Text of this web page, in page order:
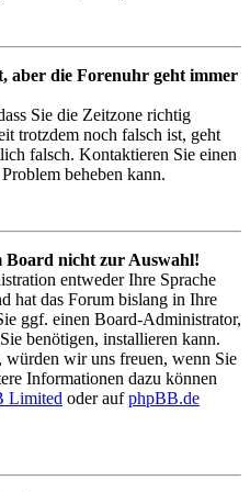
aber die Forenuhr geht immer
Sie die Zeitzone richtig
trotzdem noch falsch ist, geht
falsch. Kontaktieren Sie einen
beheben kann.
Board nicht zur Auswahl!
entweder Ihre Sprache
hat das Forum bislang in Ihre
ggf. einen Board-Administrator,
benötigen, installieren kann.
würden wir uns freuen, wenn Sie
Informationen dazu können
Limited oder aufphpBB.de